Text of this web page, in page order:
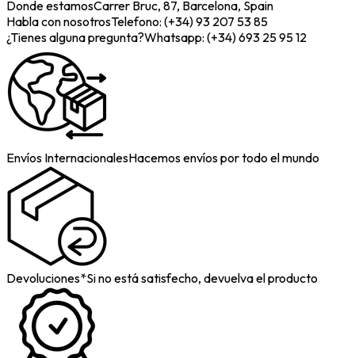
Donde estamosCarrer Bruc, 87, Barcelona, Spain
Habla con nosotrosTelefono: (+34) 93 207 53 85
¿Tienes alguna pregunta?Whatsapp: (+34) 693 25 95 12
Envíos InternacionalesHacemos envíos por todo el mundo
Devoluciones*Si no está satisfecho, devuelva el producto